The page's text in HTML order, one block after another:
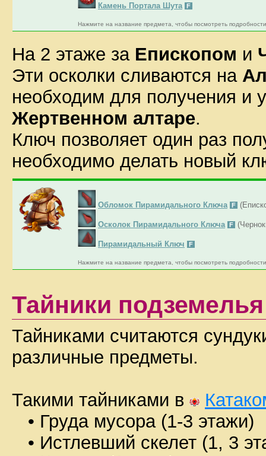
Камень Портала Шута F
Нажмите на название предмета, чтобы посмотреть
На 2 этаже за Епископом и
Эти осколки сливаются на
необходим для получения и
Жертвенном алтаре.
Ключ позволяет один раз
необходимо делать новый
Обломок Пирамидального Ключа F
Осколок Пирамидального Ключа F
Пирамидальный Ключ F
Нажмите на название предмета, чтобы посмотреть
Тайники подземелья
Тайниками считаются
различные предметы.
Такими тайниками в
• Груда мусора (1-3 этажи)
• Истлевший скелет (1, 3